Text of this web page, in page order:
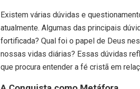
Existem várias dúvidas e
atualmente. Algumas das principais
fortificada? Qual foi o papel de Deus
nossas vidas diárias? Essas dúvidas
que procura entender a fé cristã em